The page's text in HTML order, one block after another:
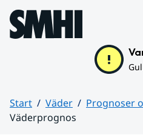
Hoppa till sidans innehåll
Start Väder
Prognoser
Väderprognos